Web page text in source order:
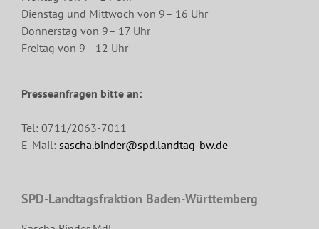
Dienstag und Mittwoch von 9– 16 Uhr
Donnerstag von 9– 17 Uhr
Freitag von 9– 12 Uhr
Presseanfragen bitte an:
Tel: 0711/2063-7011
E-Mail: sascha.binder@spd.landtag-bw.de
SPD-Landtagsfraktion Baden-Württemberg